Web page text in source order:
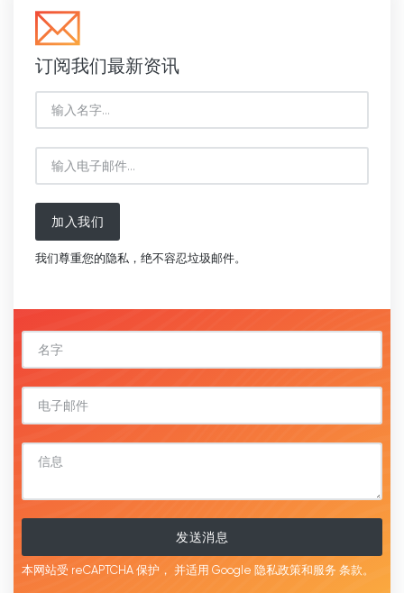
订阅我们最新资讯
加入我们
我们尊重您的隐私，绝不容忍垃圾邮件。
发送消息
本网站受 reCAPTCHA 保护， 并适用 Google 隐私政策和服务 条款。